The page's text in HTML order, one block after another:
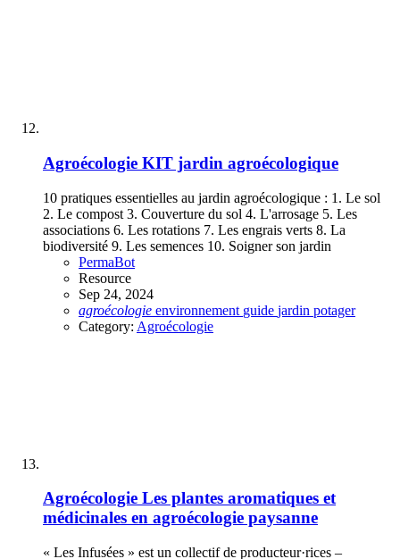
Agroécologie KIT jardin agroécologique
10 pratiques essentielles au jardin agroécologique : 1. Le sol
2. Le compost 3. Couverture du sol 4. L'arrosage 5. Les
associations 6. Les rotations 7. Les engrais verts 8. La
biodiversité 9. Les semences 10. Soigner son jardin
PermaBot
Resource
Sep 24, 2024
agroécologie environnement guide jardin potager
Category: Agroécologie
Agroécologie Les plantes aromatiques et
médicinales en agroécologie paysanne
« Les Infusées » est un collectif de producteur·rices –